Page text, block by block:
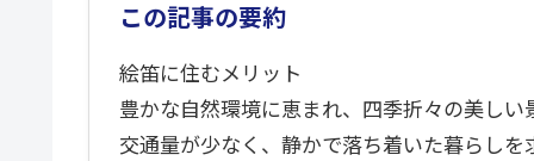
この記事の要約
絵笛に住むメリット
豊かな自然環境に恵まれ、四季折々の美しい
交通量が少なく、静かで落ち着いた暮らしを